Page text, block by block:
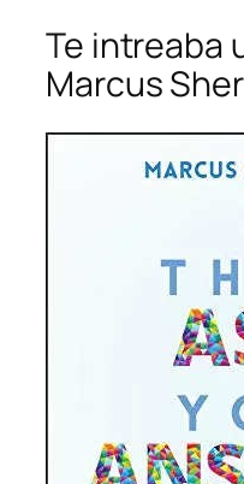
Te intreaba
Marcus